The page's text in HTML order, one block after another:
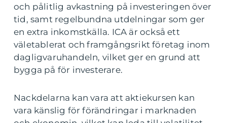
och pålitlig avkastning på investeringen över
tid, samt regelbundna utdelningar som ger
en extra inkomstkälla. ICA är också ett
väletablerat och framgångsrikt företag inom
dagligvaruhandeln, vilket ger en grund att
bygga på för investerare.
Nackdelarna kan vara att aktiekursen kan
vara känslig för förändringar i marknaden